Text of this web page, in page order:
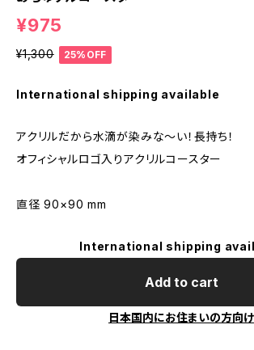
¥975
¥1,300 25%OFF
International shipping available
アクリルだから水滴が染みな〜い！長持ち！
オフィシャルロゴ入りアクリルコースター
直径 90×90 mm
International shipping
Add to cart
日本国内にお住まいの方向け